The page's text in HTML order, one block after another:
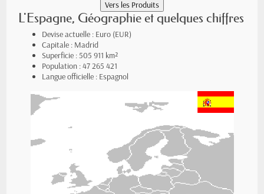
L'Espagne, Géographie et quelques chiffres
Devise actuelle : Euro (EUR)
Capitale : Madrid
Superficie : 505 911 km²
Population : 47 265 421
Langue officielle : Espagnol